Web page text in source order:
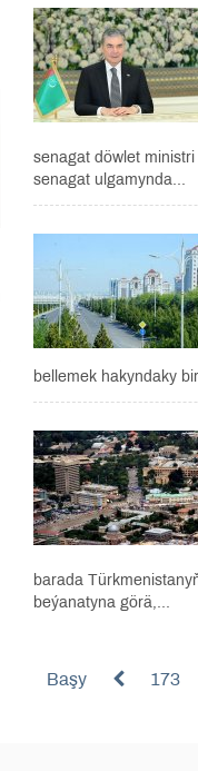
senagat döwlet
senagat ulgamynda...
bellemek hakyndaky
barada
beýanatyna görä,...
Başy 173